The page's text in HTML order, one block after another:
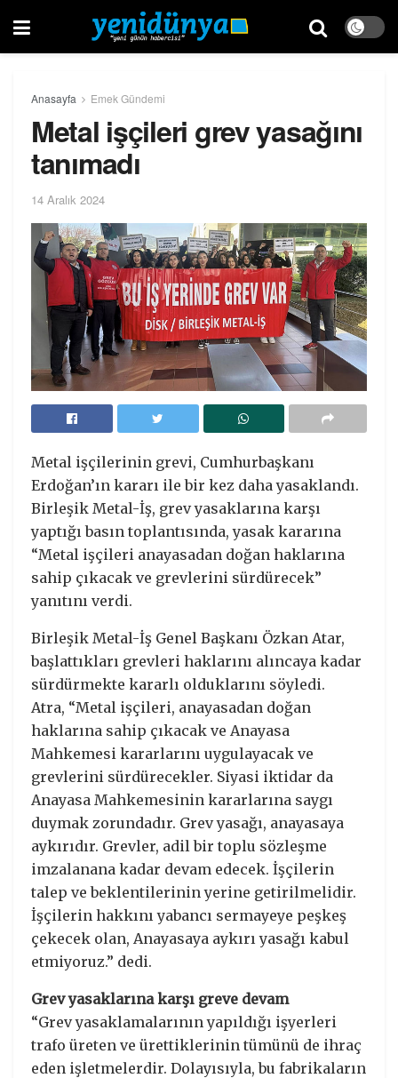
Anasayfa Emek Gündemi
Metal işçileri grev yasağını
tanımadı
14 Aralık 2024
Metal işçilerinin grevi, Cumhurbaşkanı
Erdoğan’ın kararı ile bir kez daha yasaklandı.
Birleşik Metal-İş, grev yasaklarına karşı
yaptığı basın toplantısında, yasak kararına
“Metal işçileri anayasadan doğan haklarına
sahip çıkacak ve grevlerini sürdürecek”
yanıtını verdi.
Birleşik Metal-İş Genel Başkanı Özkan Atar,
başlattıkları grevleri haklarını alıncaya kadar
sürdürmekte kararlı olduklarını söyledi.
Atra, “Metal işçileri, anayasadan doğan
haklarına sahip çıkacak ve Anayasa
Mahkemesi kararlarını uygulayacak ve
grevlerini sürdürecekler. Siyasi iktidar da
Anayasa Mahkemesinin kararlarına saygı
duymak zorundadır. Grev yasağı, anayasaya
aykırıdır. Grevler, adil bir toplu sözleşme
imzalanana kadar devam edecek. İşçilerin
talep ve beklentilerinin yerine getirilmelidir.
İşçilerin hakkını yabancı sermayeye peşkeş
çekecek olan, Anayasaya aykırı yasağı kabul
etmiyoruz.” dedi.
Grev yasaklarına karşı greve devam
“Grev yasaklamalarının yapıldığı işyerleri
trafo üreten ve ürettiklerinin tümünü de ihraç
eden işletmelerdir. Dolayısıyla, bu fabrikaların